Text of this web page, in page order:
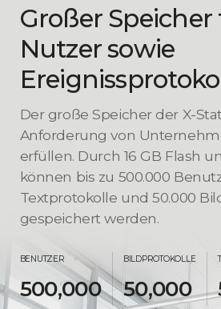
Großer
Nutzer sowie
Der große Speicher der X-
Anforderung von
erfüllen. Durch 16 GB Flash
können bis zu 500.000
Textprotokolle und 50.000
gespeichert werden.
BENUTZER
500,000
BILDPROTOKOLLE
50,000